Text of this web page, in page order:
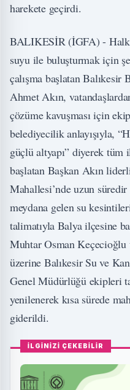
harekete geçirdi.
BALIKESİR (İGFA) -
suyu ile buluşturmak için
çalışma başlatan Balıkesir
Ahmet Akın,
çözüme kavuşması için
belediyecilik anlayışıyla,
güçlü altyapı” diyerek tüm
başlatan Başkan Akın
Mahallesi’nde uzun süredir
meydana gelen su
talimatıyla Balya ilçesine
Muhtar Osman
üzerine Balıkesir Su ve
Genel Müdürlüğü ekipleri
yenilenerek kısa sürede
giderildi.
İLGİNİZİ ÇEKEBİLİR